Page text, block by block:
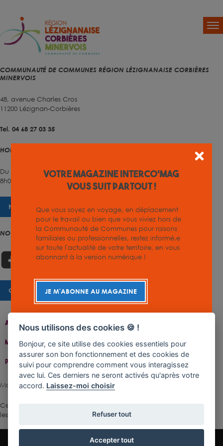
Accueil Contact Plan Du Site Accessibilité
Mentions Légales Gestion De Cookies
Politique De Confidentialité
COMMUNAUTÉ DE COMMUNES RÉGION LÉZIGNANAISE CORBIÈRES
MINERVOIS
48, avenue Charles Cros
11200 Lézignan-Corbières
Tel. 04 68 27 03 35
HORAIRES D'OUVERTURE
Du lundi au vendredi
8h00 – 12h00 et 13h30 – 17h00
NOUS CONTACTER
NOUS SUIVRE
CHARTE GRAPHIQUE
Made with ♥ by Rangoon
Ce site est protégé par reCAPTCHA.
les conditions d'utilisation
de Google s'appliquent.
Votre magazine INTERCO'MAG
vous suit partout !
Que vous soyez en voyage, en déplacement
pour le travail ou bien que vous viviez hors de
la Communauté de Communes pour raisons
familiales ou professionnelles, restez informé.e
sur toute l'actualité de votre territoire, en vous
abonnant à la version numérique !
JE M'ABONNE AU MAGAZINE
Nous utilisons des cookies 🍪 !
Bonjour, ce site utilise des cookies essentiels pour
assurer son bon fonctionnement et des cookies de
suivi pour comprendre comment vous interagissez
avec lui. Ces derniers ne seront activés qu'après votre
accord. Laissez-moi choisir
Refuser tout
Accepter tout